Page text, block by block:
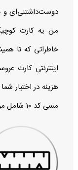
دوست‌داشتنی‌ای و
من یه کارت
خاطراتی که تا
اینترنتی کارت
هزینه در اختیار
مسی کد 10 شامل موارد زیر است: